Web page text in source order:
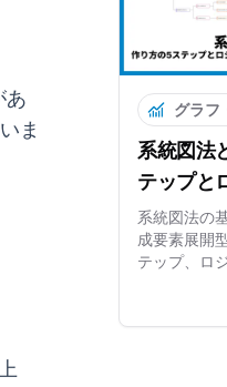
あ
ま
グラフ
系統図法
テップと
関係、活
系統図法の
成要素展開
テップ、ロ
くコツと無